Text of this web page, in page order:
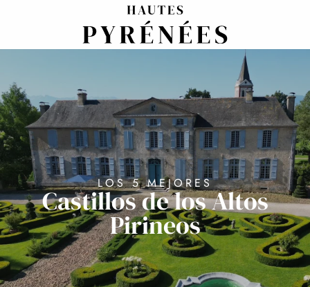
LOS 5 MEJORES
Castillos de los Altos
Pirineos